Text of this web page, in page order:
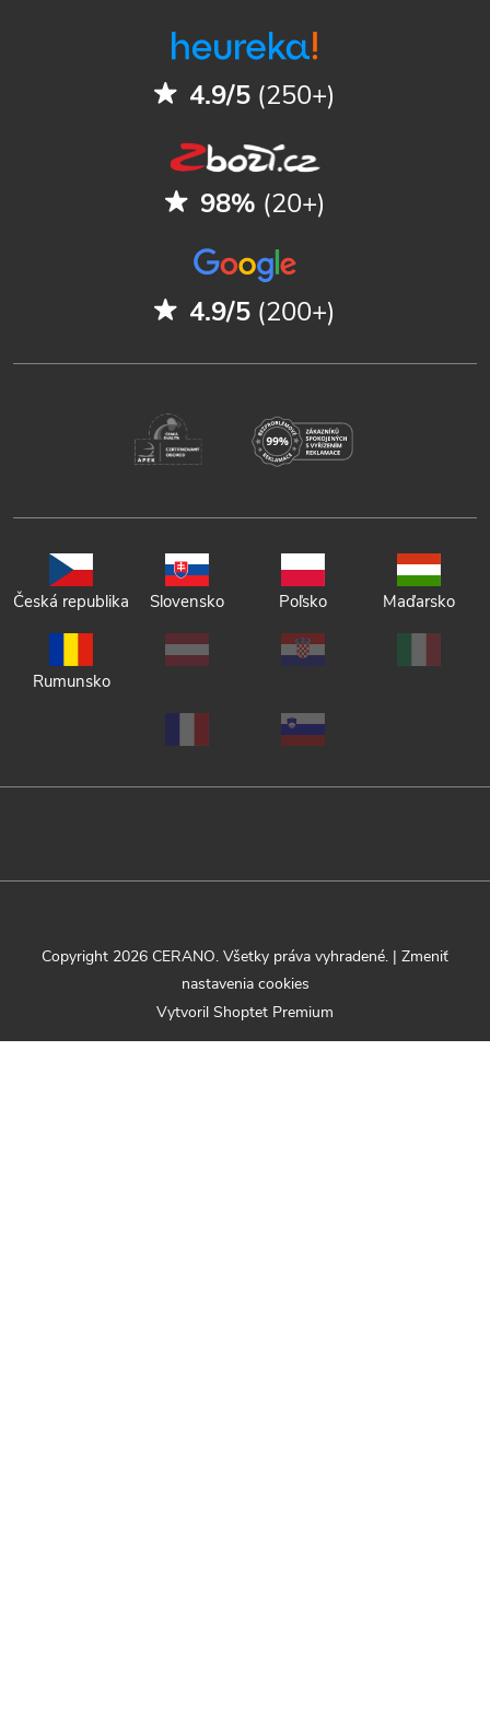
4.9/5 (250+)
98% (20+)
4.9/5 (200+)
Česká republika Slovensko Poľsko Maďarsko
Rumunsko
Vytvoril Shoptet Premium
Copyright 2026 CERANO. Všetky práva vyhradené. | Zmeniť
nastavenia cookies